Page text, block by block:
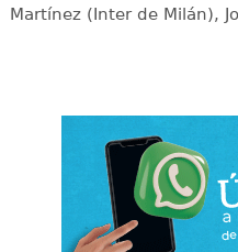
Martínez (Inter de Milán),